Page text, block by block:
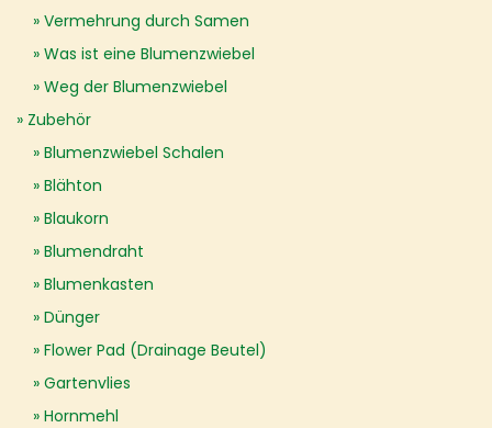
Vermehrung durch Samen
Was ist eine Blumenzwiebel
Weg der Blumenzwiebel
Zubehör
Blumenzwiebel Schalen
Blähton
Blaukorn
Blumendraht
Blumenkasten
Dünger
Flower Pad (Drainage Beutel)
Gartenvlies
Hornmehl